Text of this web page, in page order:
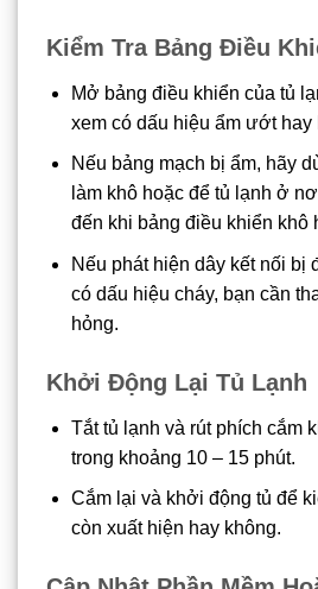
Kiểm Tra Bảng Điều
Mở bảng điều khiển của tủ
xem có dấu hiệu ẩm ướt hay
Nếu bảng mạch bị ẩm, hãy
làm khô hoặc để tủ lạnh ở
đến khi bảng điều khiển khô
Nếu phát hiện dây kết nối bị
có dấu hiệu cháy, bạn cần
hỏng.
Khởi Động Lại Tủ Lạnh
Tắt tủ lạnh và rút phích cắm
trong khoảng 10 – 15 phút.
Cắm lại và khởi động tủ để
còn xuất hiện hay không.